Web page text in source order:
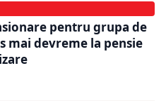
pentru grupa de
mai devreme la pensie